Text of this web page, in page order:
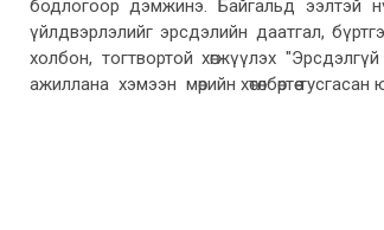
бодлогоор дэмжинэ. Байгальд ээлтэй
үйлдвэрлэлийг эрсдэлийн даатгал,
холбон, тогтвортой хөгжүүлэх "Эрсдэлгүй
ажиллана хэмээн мөрийн хөтөлбөртөө тусгасан